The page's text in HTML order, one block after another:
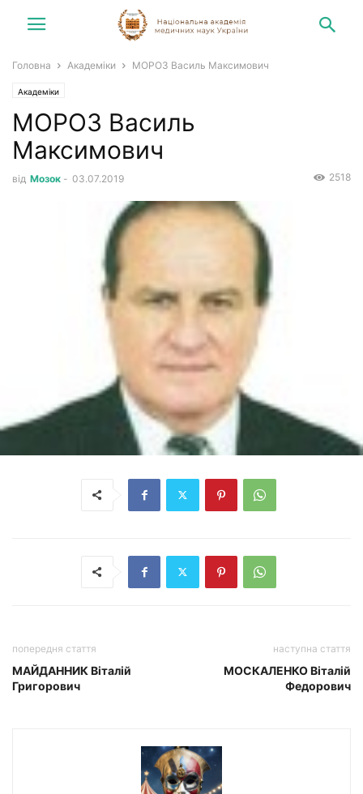
Головна Академіки МОРОЗ Василь Максимович
Академіки
МОРОЗ Василь
Максимович
від Мозок - 03.07.2019 2518
попередня стаття
МАЙДАННИК Віталій
Григорович
наступна стаття
МОСКАЛЕНКО Віталій
Федорович